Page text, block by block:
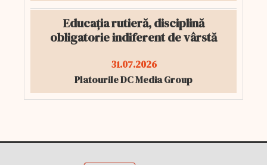
Educația rutieră, disciplină
obligatorie indiferent de vârstă
31.07.2026
Platourile DC Media Group